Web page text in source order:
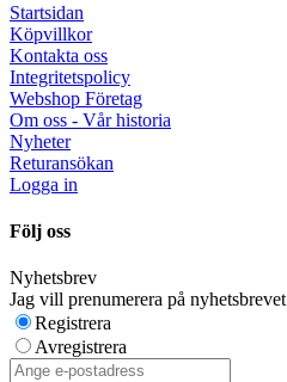
Startsidan
Köpvillkor
Kontakta oss
Integritetspolicy
Webshop Företag
Om oss - Vår historia
Nyheter
Returansökan
Logga in
Följ oss
Nyhetsbrev
Jag vill prenumerera på nyhetsbrevet
Registrera
Avregistrera